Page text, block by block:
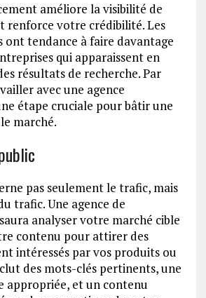
améliore la visibilité de
renforce votre crédibilité. Les
ont tendance à faire davantage
qui apparaissent en
résultats de recherche. Par
avec une agence
étape cruciale pour bâtir une
marché.
pas seulement le trafic, mais
trafic. Une agence de
analyser votre marché cible
contenu pour attirer des
intéressés par vos produits ou
des mots-clés pertinents, une
appropriée, et un contenu